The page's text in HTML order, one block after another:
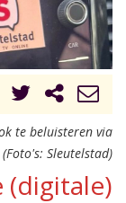
te beluisteren via
(Foto's: Sleutelstad)
(digitale)